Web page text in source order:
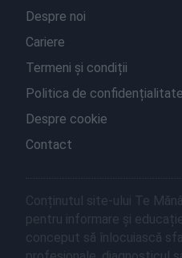
Despre noi
Cariere
Termeni și condiții
Politica de confidențialitate
Despre cookie
Contact
Conținutul site-ului Te
pentru informare și
conceput să înlocuiască